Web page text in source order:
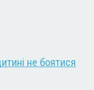
не боятися